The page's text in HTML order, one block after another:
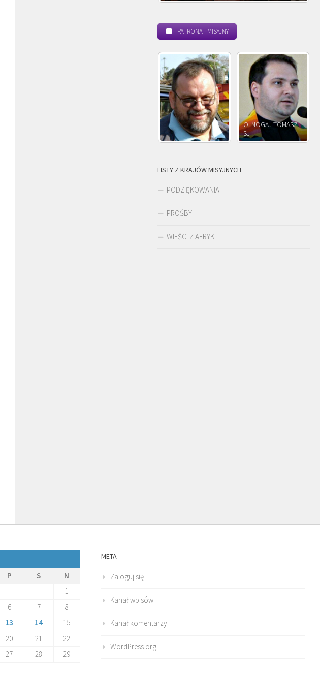
PATRONAT MISYJNY
O. NOGAJ TOMASZ
O. JÓZEF OLEKSY SJ
O. JÓZEF
PAWŁOWSKI SJ
LISTY Z KRAJÓW MISYJNYCH
PODZIĘKOWANIA
PROŚBY
WIEŚCI Z AFRYKI
P S
N
1
6 7
8
13 14
15
20 21
22
27 28
29
META
Zaloguj się
Kanał wpisów
Kanał komentarzy
WordPress.org